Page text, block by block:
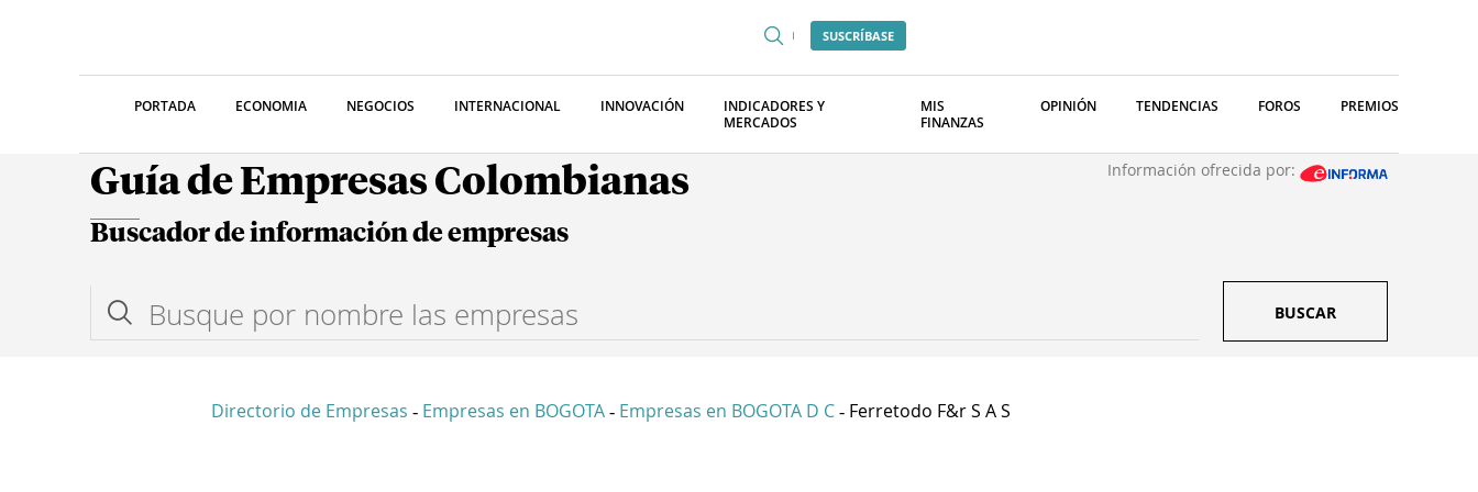
SUSCRÍBASE
PORTADA ECONOMIA NEGOCIOS INTERNACIONAL INNOVACIÓN
INDICADORES Y
MERCADOS
MIS
FINANZAS
OPINIÓN TENDENCIAS FOROS PREMIOS
Guía de Empresas Colombianas Información ofrecida por:
Buscador de información de empresas
BUSCAR
Directorio de Empresas - Empresas en BOGOTA - Empresas en BOGOTA D C - Ferretodo F&r S A S